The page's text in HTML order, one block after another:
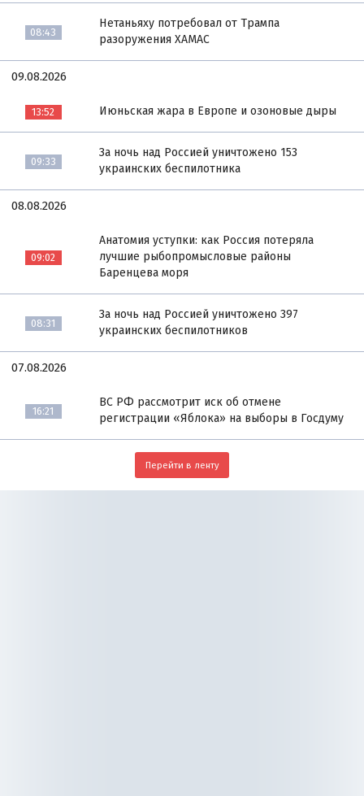
08:43
Нетаньяху потребовал от Трампа
разоружения ХАМАС
09.08.2026
13:52 Июньская жара в Европе и озоновые дыры
09:33
За ночь над Россией уничтожено 153
украинских беспилотника
08.08.2026
09:02
Анатомия уступки: как Россия потеряла
лучшие рыбопромысловые районы
Баренцева моря
08:31
За ночь над Россией уничтожено 397
украинских беспилотников
07.08.2026
16:21
ВС РФ рассмотрит иск об отмене
регистрации «Яблока» на выборы в Госдуму
Перейти в ленту